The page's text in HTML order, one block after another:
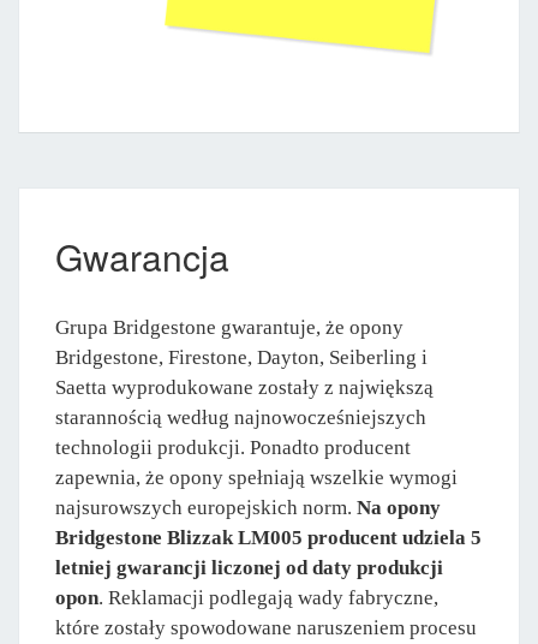
Gwarancja
Grupa Bridgestone gwarantuje, że opony
Bridgestone, Firestone, Dayton, Seiberling i
Saetta wyprodukowane zostały z największą
starannością według najnowocześniejszych
technologii produkcji. Ponadto producent
zapewnia, że opony spełniają wszelkie wymogi
najsurowszych europejskich norm. Na opony
Bridgestone Blizzak LM005 producent udziela 5
letniej gwarancji liczonej od daty produkcji
opon. Reklamacji podlegają wady fabryczne,
które zostały spowodowane naruszeniem procesu